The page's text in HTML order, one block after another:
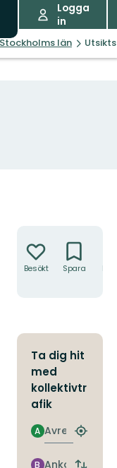
Logga
in
län
Besökt Spara
Ta dig hit
med
kollektivtr
afik
Avresa
A
Hitta
Ankomst
B